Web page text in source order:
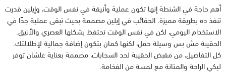
أهم حاجة في الشنطة إنها تكون عملية وأنيقة في نفس الوقت، وإيلين قدرت
تنفذ ده بطريقة مميزة. الحقائب في إيلين مصممة بحيث تبقى عملية جدًا في
الاستخدام اليومي، لكن في نفس الوقت تحتفظ بشكلها العصري والأنيق.
الحقيبة مش بس وسيلة حمل، لكنها كمان بتكون إضافة جمالية لإطلالتك.
كل التفاصيل، من مقبض الحقيبة لحد السحابات، مصممة بعناية علشان توفر
ليكي الراحة والمتانة مع لمسة من الفخامة.